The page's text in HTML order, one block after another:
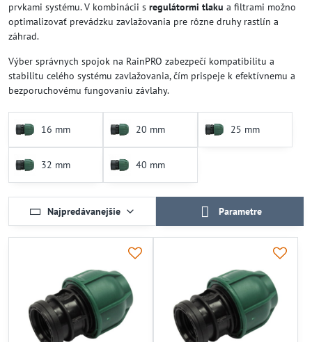
prvkami systému. V kombinácii s regulátormi tlaku a filtrami možno
optimalizovať prevádzku zavlažovania pre rôzne druhy rastlín a
záhrad.
Výber správnych spojok na RainPRO zabezpečí kompatibilitu a
stabilitu celého systému zavlažovania, čím prispeje k efektívnemu a
bezporuchovému fungovaniu závlahy.
16 mm 20 mm 25 mm
32 mm 40 mm
Najpredávanejšie Parametre